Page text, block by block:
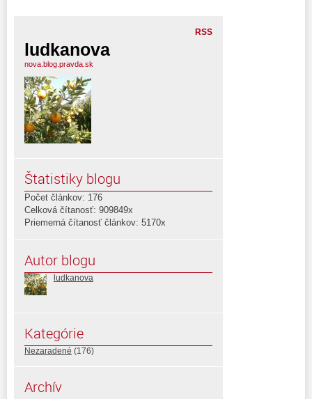
RSS
ludkanova
nova.blog.pravda.sk
Štatistiky blogu
Počet článkov: 176
Celková čítanosť: 909849x
Priemerná čítanosť článkov: 5170x
Autor blogu
ludkanova
Kategórie
Nezaradené (176)
Archív